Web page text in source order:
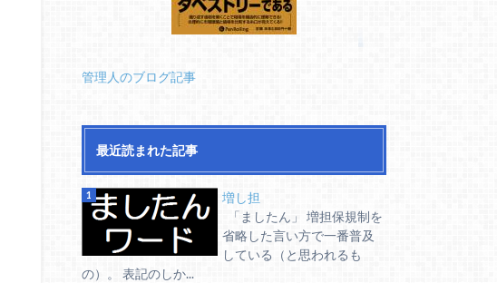
管理人のブログ記事
最近読まれた記事
増し担
「ましたん」 増担保規制を
省略した言い方で一番普及
している（と思われるも
の）。 表記のしか...